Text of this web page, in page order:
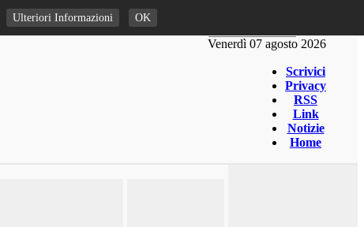
Venerdì 07 agosto 2026
Scrivici
Privacy
RSS
Link
Notizie
Home
Ulteriori Informazioni OK